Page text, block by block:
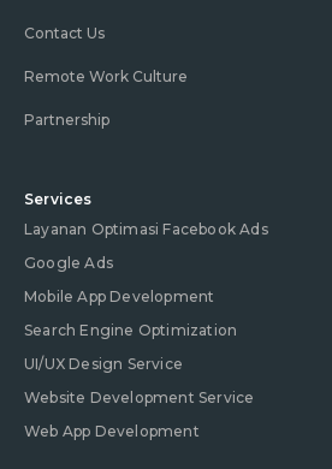
Contact Us
Remote Work Culture
Partnership
Services
Layanan Optimasi Facebook Ads
Google Ads
Mobile App Development
Search Engine Optimization
UI/UX Design Service
Website Development Service
Web App Development